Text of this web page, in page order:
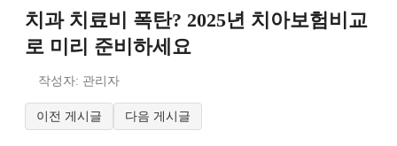
치과 치료비 폭탄? 2025년 치아보험비교
로 미리 준비하세요
작성자: 관리자
이전 게시글 다음 게시글